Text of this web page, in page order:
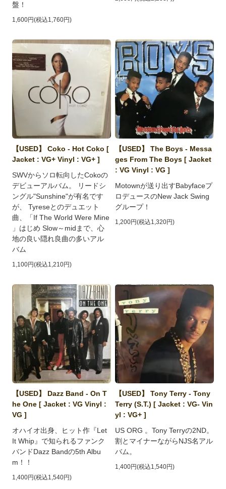
盤！
1,600円(税込1,760円)
【USED】 Coko - Hot Coko [
Jacket : VG+ Vinyl : VG+ ]
SWVからソロ転向したCokoの
デビューアルバム。 リードシ
ングル"Sunshine"が有名です
が、 Tyreseとのデュエット
曲、「If The World Were Mine
」はじめ Slow～midまで、心
地の良い隠れ良曲の多いアル
バム
1,100円(税込1,210円)
【USED】 The Boys - Messa
ges From The Boys [ Jacket
: VG Vinyl : VG ]
Motownが送り出すBabyfaceプ
ロデュースのNew Jack Swing
グループ！
1,200円(税込1,320円)
【USED】 Dazz Band - On T
he One [ Jacket : VG Vinyl :
VG ]
オハイオ出身、ヒット作『Let
It Whip』で知られるファンク
バンドDazz Bandの5th Albu
m！！
1,400円(税込1,540円)
【USED】 Tony Terry - Tony
Terry (S.T.) [ Jacket : VG- Vin
yl : VG+ ]
US ORG 。Tony Terryの2ND。
割とマイナーながらNJS名アル
バム。
1,400円(税込1,540円)